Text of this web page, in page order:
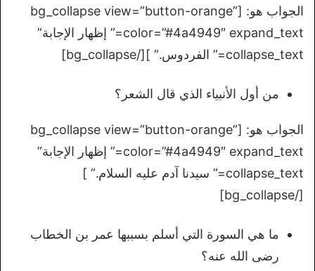
الجواب هو: [bg_collapse view=”button-orange”
color=”#4a4949″ expand_text=” إظهار الإجابة”
collapse_text=” الفردوس.” ][/bg_collapse]
من أول الأنبياء الذي قال الشعر؟
الجواب هو: [bg_collapse view=”button-orange”
color=”#4a4949″ expand_text=” إظهار الإجابة”
collapse_text=” سيدنا آدم عليه السلام.” ]
[/bg_collapse]
ما هي السورة التي أسلم بسببها عمر بن الخطاب
رضى الله عنه؟